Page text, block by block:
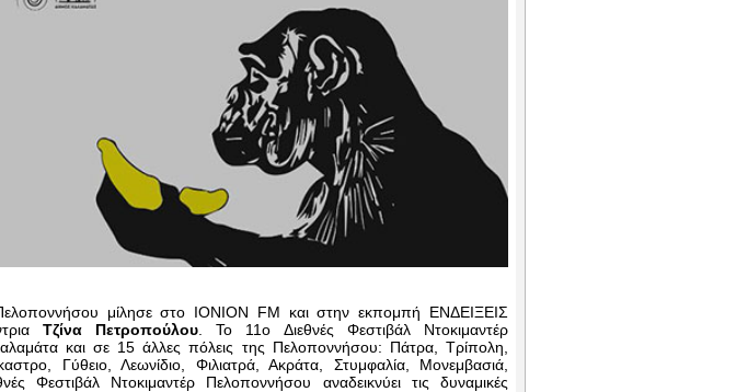
μίλησε στο IONION FM και στην εκπομπή ΕΝΔΕΙΞΕΙΣ
Τζίνα Πετροπούλου . Το 11ο Διεθνές Φεστιβάλ Ντοκιμαντέρ
και σε 15 άλλες πόλεις της Πελοποννήσου: Πάτρα, Τρίπολη,
Γύθειο, Λεωνίδιο, Φιλιατρά, Ακράτα, Στυμφαλία, Μονεμβασιά,
Ντοκιμαντέρ Πελοποννήσου αναδεικνύει τις δυναμικές